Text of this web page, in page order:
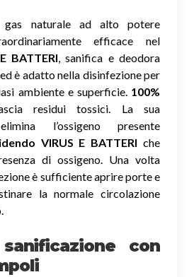
naturale ad alto potere
efficace nel
BATTERI, sanifica e deodora
è adatto nella disinfezione per
ambiente e superficie. 100%
residui tossici. La sua
l’ossigeno presente
VIRUS E BATTERI che
di ossigeno. Una volta
è sufficiente aprire porte e
la normale circolazione
con